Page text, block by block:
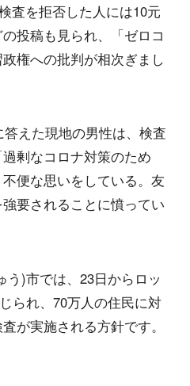
査を拒否した人には10元
投稿も見られ、「ゼロコ
権への批判が相次ぎまし
えた現地の男性は、検査
剰なコロナ対策のため
便な思いをしている。友
要されることに憤ってい
う)市では、23日からロッ
られ、70万人の住民に対
が実施される方針です。